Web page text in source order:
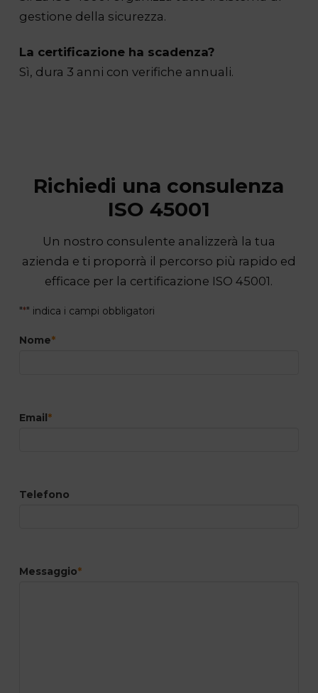
gestione della sicurezza.
La certificazione ha scadenza?
Sì, dura 3 anni con verifiche annuali.
Richiedi una consulenza
ISO 45001
Un nostro consulente analizzerà la tua
azienda e ti proporrà il percorso più rapido ed
efficace per la certificazione ISO 45001.
"*" indica i campi obbligatori
Nome*
Email*
Telefono
Messaggio*